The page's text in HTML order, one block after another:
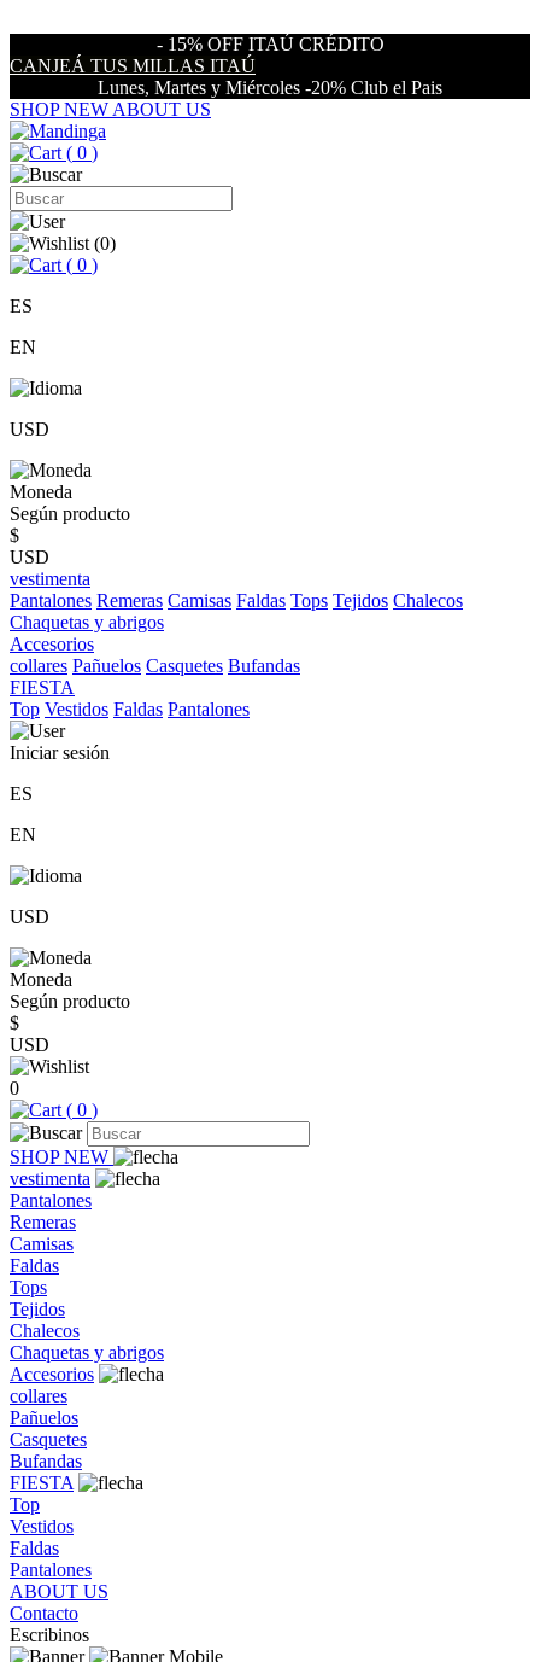
- 15% OFF ITAÚ CRÉDITO
CANJEÁ TUS MILLAS ITAÚ
Lunes, Martes y Miércoles -20% Club el Pais
SHOP NEW ABOUT US
( 0 )
(0)
( 0 )
ES
EN
USD
Moneda
Según producto
$
USD
vestimenta
Pantalones Remeras Camisas Faldas Tops Tejidos Chalecos
Chaquetas y abrigos
Accesorios
collares Pañuelos Casquetes Bufandas
FIESTA
Top Vestidos Faldas Pantalones
Iniciar sesión
ES
EN
USD
Moneda
Según producto
$
USD
0
( 0 )
SHOP NEW
vestimenta
Pantalones
Remeras
Camisas
Faldas
Tops
Tejidos
Chalecos
Chaquetas y abrigos
Accesorios
collares
Pañuelos
Casquetes
Bufandas
FIESTA
Top
Vestidos
Faldas
Pantalones
ABOUT US
Contacto
Escribinos